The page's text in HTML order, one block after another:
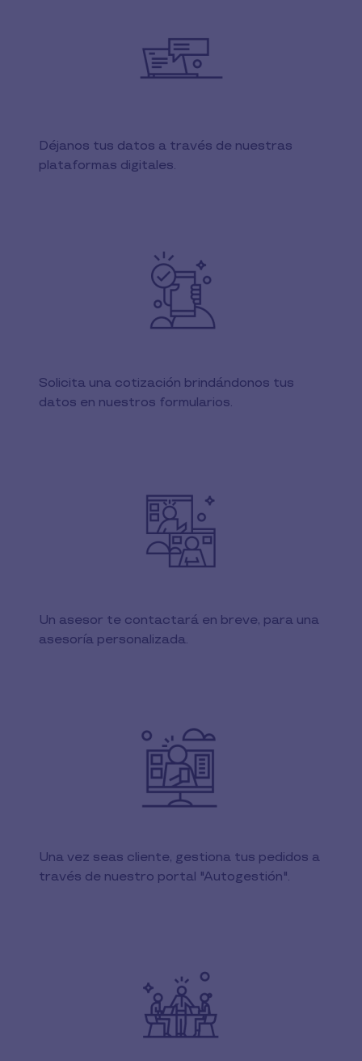
Déjanos tus datos a través de nuestras
plataformas digitales.
Solicita una cotización brindándonos tus
datos en nuestros formularios.​
Un asesor te contactará en breve, para una
asesoría personalizada.​
Una vez seas cliente, gestiona tus pedidos a
través de nuestro portal "Autogestión".​